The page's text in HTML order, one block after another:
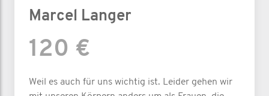
Marcel Langer
120 €
Weil es auch für uns wichtig ist. Leider gehen wir